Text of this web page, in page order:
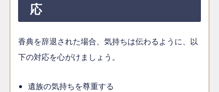
応
香典を辞退された場合、気持ちは伝わるように、以
下の対応を心がけましょう。
遺族の気持ちを尊重する